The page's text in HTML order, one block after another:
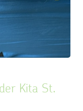
Kita St.